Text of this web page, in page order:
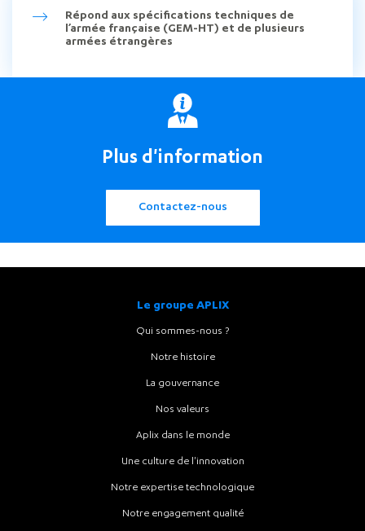
Répond aux spécifications techniques de
l’armée française (GEM-HT) et de plusieurs
armées étrangères
Plus d'information
Contactez-nous
Le groupe APLIX
Qui sommes-nous ?
Notre histoire
La gouvernance
Nos valeurs
Aplix dans le monde
Une culture de l'innovation
Notre expertise technologique
Notre engagement qualité